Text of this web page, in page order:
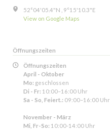
52°04'05.4"N , 9°15'10.3"E
View on Google Maps
Öffnungszeiten
Öffnungszeiten
April - Oktober
Mo: geschlossen
Di - Fr: 10:00–16:00 Uhr
Sa - So, Feiert.: 09:00–16:00 Uhr
November - März
Mi, Fr-So: 10:00-14:00 Uhr